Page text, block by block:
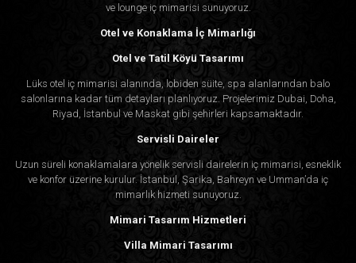
ve lounge iç mimarisi sunuyoruz.
Otel ve Konaklama İç Mimarlığı
Otel ve Tatil Köyü Tasarımı
Lüks otel iç mimarisi alanında, lobiden süite, spa alanlarından balo
salonlarına kadar tüm detayları planlıyoruz. Projelerimiz Dubai, Doha,
Riyad, İstanbul ve Maskat gibi şehirleri kapsamaktadır.
Servisli Daireler
Uzun süreli konaklamalara yönelik servisli dairelerin iç mimarisi, esneklik
ve konfor üzerine kurulur. İstanbul, Şarika, Bahreyn ve Umman’da iç
mimarlık hizmeti sunuyoruz.
Mimari Tasarım Hizmetleri
Villa Mimari Tasarımı